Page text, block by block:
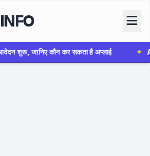
INFO
है अप्लाई ✦ AIIMS Bhopal Group